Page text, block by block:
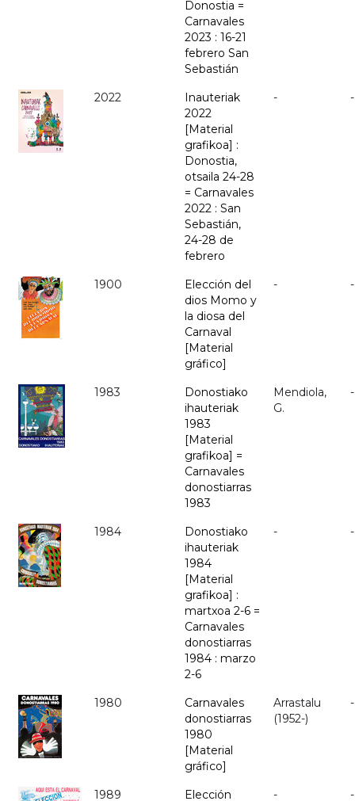
Donostia =
Carnavales
2023 : 16-21
febrero San
Sebastián
2022
Inauteriak
2022
[Material
grafikoa] :
Donostia,
otsaila 24-28
= Carnavales
2022 : San
Sebastián,
24-28 de
febrero
- -
1900
Elección del
dios Momo y
la diosa del
Carnaval
[Material
gráfico]
- -
1983
Donostiako
ihauteriak
1983
[Material
grafikoa] =
Carnavales
donostiarras
1983
Mendiola,
G.
-
1984
Donostiako
ihauteriak
1984
[Material
grafikoa] :
martxoa 2-6 =
Carnavales
donostiarras
1984 : marzo
2-6
- -
1980
Carnavales
donostiarras
1980
[Material
gráfico]
Arrastalu
(1952-)
-
1989 Elección - -